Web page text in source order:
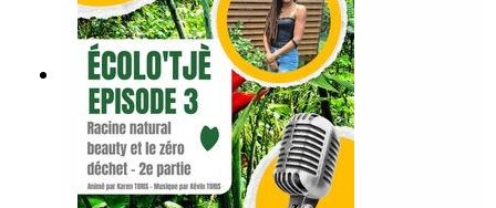
signifie "à bientôt" ou "à la prochaine".Bonne
écoute !